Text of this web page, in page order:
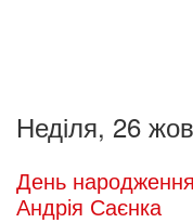
Неділя, 26
День
Андрія Саєнка